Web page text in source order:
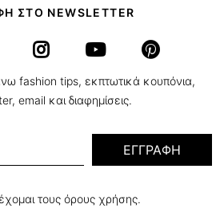
ΣΤΟ NEWSLETTER
fashion tips, εκπτωτικά κουπόνια,
email και διαφημίσεις.
ΕΓΓΡΑΦΗ
τους όρους χρήσης.